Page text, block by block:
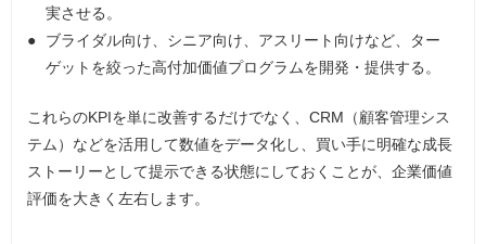
実させる。
ブライダル向け、シニア向け、アスリート向けなど、ター
ゲットを絞った高付加価値プログラムを開発・提供する。
これらのKPIを単に改善するだけでなく、CRM（顧客管理シス
テム）などを活用して数値をデータ化し、買い手に明確な成長
ストーリーとして提示できる状態にしておくことが、企業価値
評価を大きく左右します。